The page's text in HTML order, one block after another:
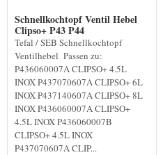
Schnellkochtopf Ventil Hebel
Clipso+ P43 P44
Tefal / SEB Schnellkochtopf
Ventilhebel Passen zu:
P436060007A CLIPSO+ 4.5L
INOX P437070607A CLIPSO+ 6L
INOX P437140607A CLIPSO+ 8L
INOX P436060007A CLIPSO+
4.5L INOX P436060007B
CLIPSO+ 4.5L INOX
P437070607A CLIP...